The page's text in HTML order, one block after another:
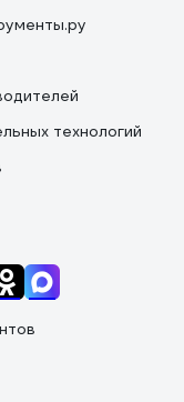
технологий